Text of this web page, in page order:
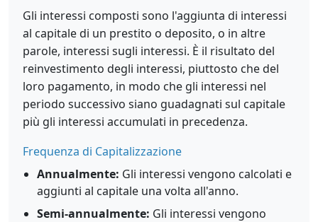
Gli interessi composti sono l'aggiunta di interessi
al capitale di un prestito o deposito, o in altre
parole, interessi sugli interessi. È il risultato del
reinvestimento degli interessi, piuttosto che del
loro pagamento, in modo che gli interessi nel
periodo successivo siano guadagnati sul capitale
più gli interessi accumulati in precedenza.
Frequenza di Capitalizzazione
Annualmente: Gli interessi vengono calcolati e
aggiunti al capitale una volta all'anno.
Semi-annualmente: Gli interessi vengono